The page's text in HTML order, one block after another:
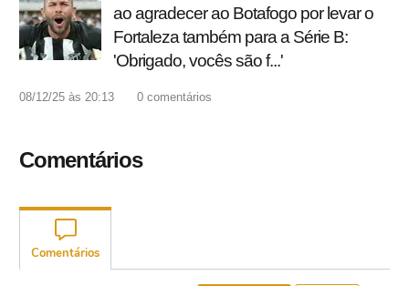
ao agradecer ao Botafogo por levar o
Fortaleza também para a Série B:
'Obrigado, vocês são f...'
08/12/25 às 20:13 0 comentários
Comentários